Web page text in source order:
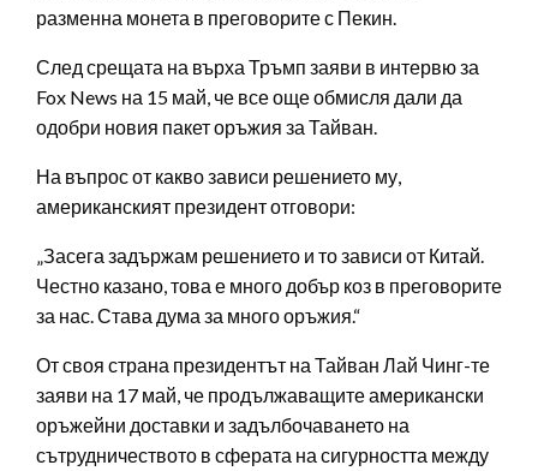
разменна монета в преговорите с Пекин.
След срещата на върха Тръмп заяви в интервю за
Fox News на 15 май, че все още обмисля дали да
одобри новия пакет оръжия за Тайван.
На въпрос от какво зависи решението му,
американският президент отговори:
„Засега задържам решението и то зависи от Китай.
Честно казано, това е много добър коз в преговорите
за нас. Става дума за много оръжия.“
От своя страна президентът на Тайван Лай Чинг-те
заяви на 17 май, че продължаващите американски
оръжейни доставки и задълбочаването на
сътрудничеството в сферата на сигурността между